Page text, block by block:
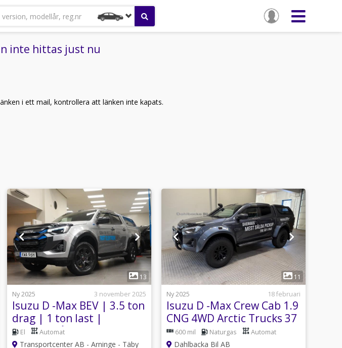
modellår, reg.nr
inte hittas just nu
i ett mail, kontrollera att länken inte kapats.
1
13
Ny 2025
3 november 2025
Isuzu D -Max BEV | 3.5 ton
drag | 1 ton last |
3.995:-/mån
El Automat
Transportcenter AB - Arninge - Täby
1
11
Ny 2025
18 februari
Isuzu D -Max Crew Cab 1.9
CNG 4WD Arctic Trucks 37
600 mil Naturgas Automat
Dahlbacka Bil AB